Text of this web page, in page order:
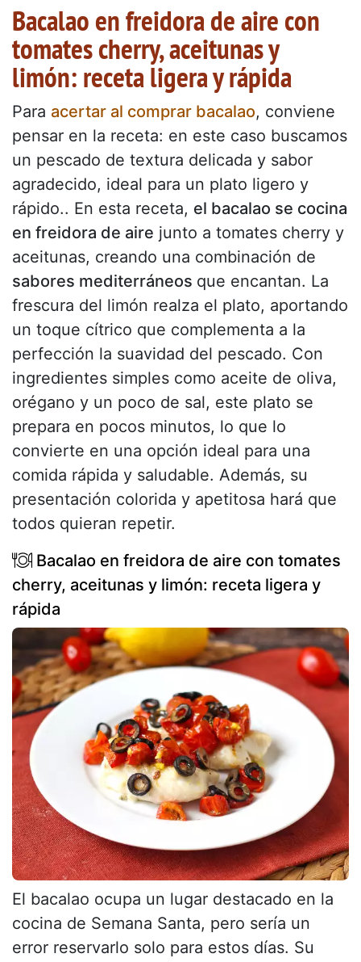
Bacalao en freidora de aire con
tomates cherry, aceitunas y
limón: receta ligera y rápida
Para acertar al comprar bacalao, conviene
pensar en la receta: en este caso buscamos
un pescado de textura delicada y sabor
agradecido, ideal para un plato ligero y
rápido.. En esta receta, el bacalao se cocina
en freidora de aire junto a tomates cherry y
aceitunas, creando una combinación de
sabores mediterráneos que encantan. La
frescura del limón realza el plato, aportando
un toque cítrico que complementa a la
perfección la suavidad del pescado. Con
ingredientes simples como aceite de oliva,
orégano y un poco de sal, este plato se
prepara en pocos minutos, lo que lo
convierte en una opción ideal para una
comida rápida y saludable. Además, su
presentación colorida y apetitosa hará que
todos quieran repetir.
Bacalao en freidora de aire con tomates
cherry, aceitunas y limón: receta ligera y
rápida
El bacalao ocupa un lugar destacado en la
cocina de Semana Santa, pero sería un
error reservarlo solo para estos días. Su